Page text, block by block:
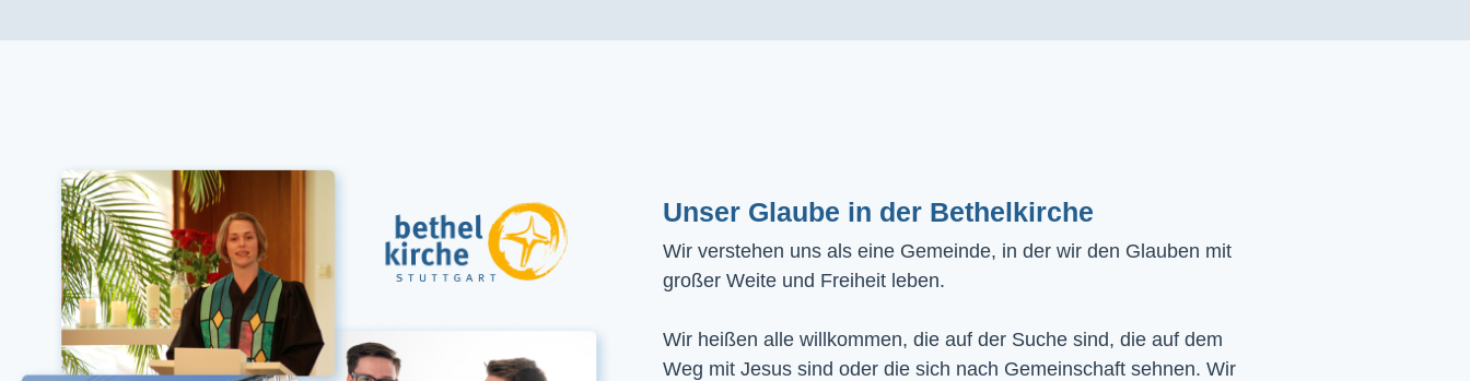
Unser Glaube in der Bethelkirche
Wir verstehen uns als eine Gemeinde, in der wir den Glauben mit
großer Weite und Freiheit leben.
Wir heißen alle willkommen, die auf der Suche sind, die auf dem
Weg mit Jesus sind oder die sich nach Gemeinschaft sehnen. Wir